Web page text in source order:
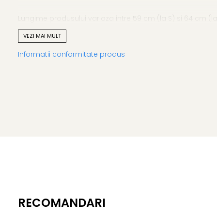
Lungime produsului variaza intre 59 cm (la S) si 64 cm (la
Atentie! Nuanta produsului poate diferi usor, in functie de
VEZI MAI MULT
Informatii conformitate produs
RECOMANDARI